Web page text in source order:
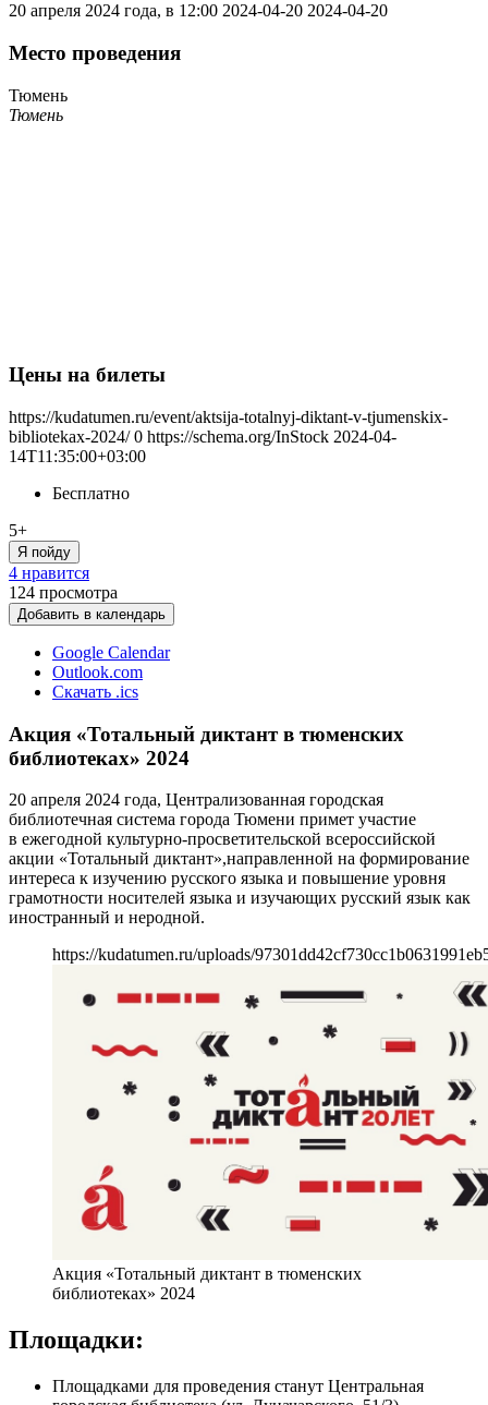
20 апреля 2024 года, в 12:00 2024-04-20 2024-04-20
Место проведения
Тюмень
Тюмень
Цены на билеты
https://kudatumen.ru/event/aktsija-totalnyj-diktant-v-tjumenskix-
bibliotekax-2024/ 0 https://schema.org/InStock 2024-04-
14T11:35:00+03:00
Бесплатно
5+
Я пойду
4 нравится
124 просмотра
Добавить в календарь
Google Calendar
Outlook.com
Скачать .ics
Акция «Тотальный диктант в тюменских
библиотеках» 2024
20 апреля 2024 года, Централизованная городская
библиотечная система города Тюмени примет участие
в ежегодной культурно-просветительской всероссийской
акции «Тотальный диктант»,направленной на формирование
интереса к изучению русского языка и повышение уровня
грамотности носителей языка и изучающих русский язык как
иностранный и неродной.
https://kudatumen.ru/uploads/
Акция «Тотальный диктант в тюменских
библиотеках» 2024
Площадки:
Площадками для проведения станут Центральная